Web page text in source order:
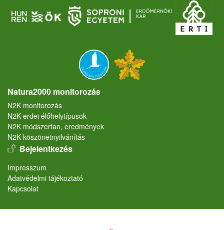
Natura2000 monitorozás
N2K monitorozás
N2K erdei élőhelytípusok
N2K módszertan, eredmények
N2K köszönetnyilvánítás
User account menu
Bejelentkezés
Lábléc
Impresszum
Adatvédelmi tájékoztató
Kapcsolat